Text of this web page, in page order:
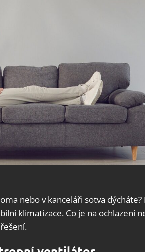
nebo v kanceláři sotva dýcháte?
klimatizace. Co je na ochlazení